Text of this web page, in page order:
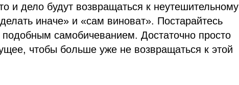
и дело будут возвращаться к неутешительному
иначе» и «сам виноват». Постарайтесь
самобичеванием. Достаточно просто
чтобы больше уже не возвращаться к этой